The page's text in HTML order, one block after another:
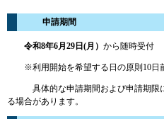
申請期間
令和8年6月29日(月） から随時受付
※利用開始を希望する日の原則10日前
具体的な申請期間および申請期限に
る場合があります。